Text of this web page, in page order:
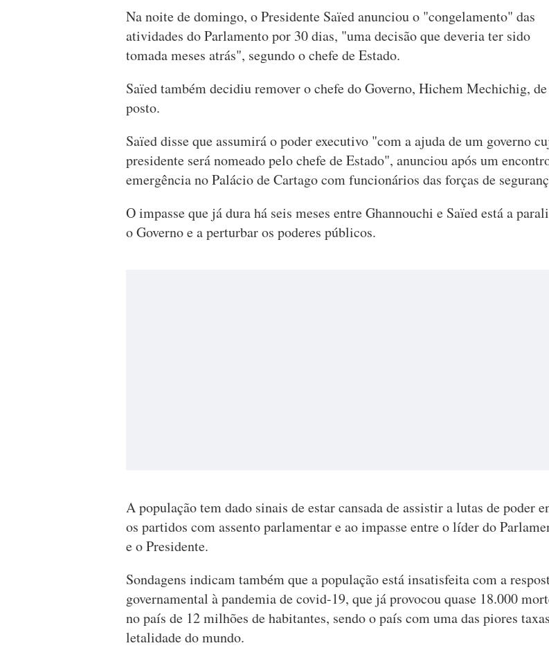
Na noite de domingo, o Presidente Saïed anunciou o "congelamento" das
atividades do Parlamento por 30 dias, "uma decisão que deveria ter sido
tomada meses atrás", segundo o chefe de Estado.
Saïed também decidiu remover o chefe do Governo, Hichem Mechichig, de
posto.
Saïed disse que assumirá o poder executivo "com a ajuda de um governo
presidente será nomeado pelo chefe de Estado", anunciou após um
emergência no Palácio de Cartago com funcionários das forças de
O impasse que já dura há seis meses entre Ghannouchi e Saïed está a
o Governo e a perturbar os poderes públicos.
A população tem dado sinais de estar cansada de assistir a lutas de poder
os partidos com assento parlamentar e ao impasse entre o líder do
e o Presidente.
Sondagens indicam também que a população está insatisfeita com a
governamental à pandemia de covid-19, que já provocou quase 18.000
no país de 12 milhões de habitantes, sendo o país com uma das piores
letalidade do mundo.